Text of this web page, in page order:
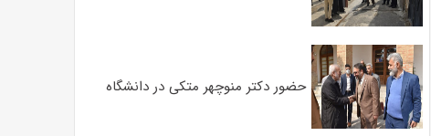
حضور دکتر منوچهر متکی در دانشگاه